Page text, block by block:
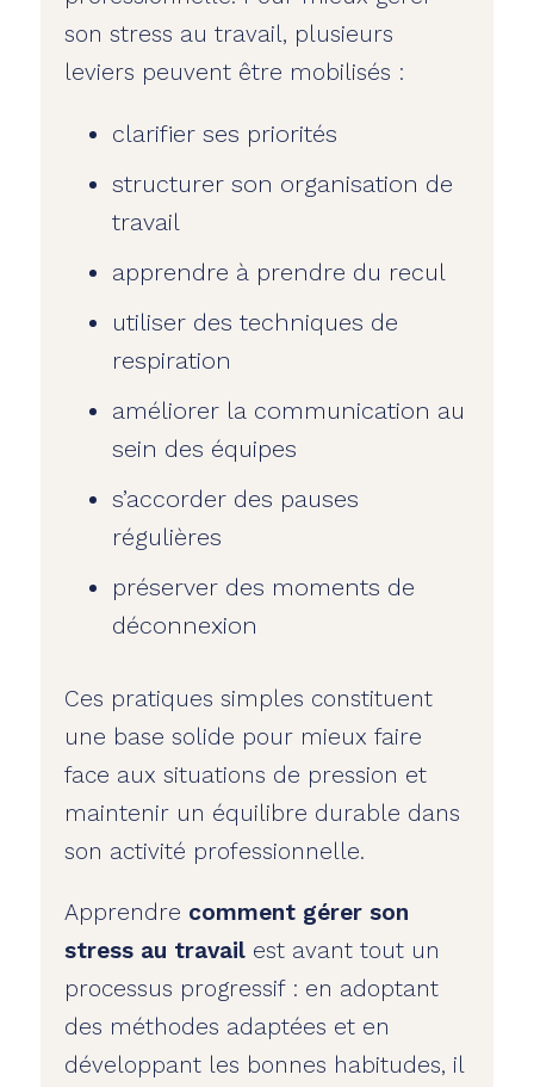
son stress au travail, plusieurs
leviers peuvent être mobilisés :
clarifier ses priorités
structurer son organisation de
travail
apprendre à prendre du recul
utiliser des techniques de
respiration
améliorer la communication au
sein des équipes
s’accorder des pauses
régulières
préserver des moments de
déconnexion
Ces pratiques simples constituent
une base solide pour mieux faire
face aux situations de pression et
maintenir un équilibre durable dans
son activité professionnelle.
Apprendre comment gérer son
stress au travailest avant tout un
processus progressif : en adoptant
des méthodes adaptées et en
développant les bonnes habitudes, il